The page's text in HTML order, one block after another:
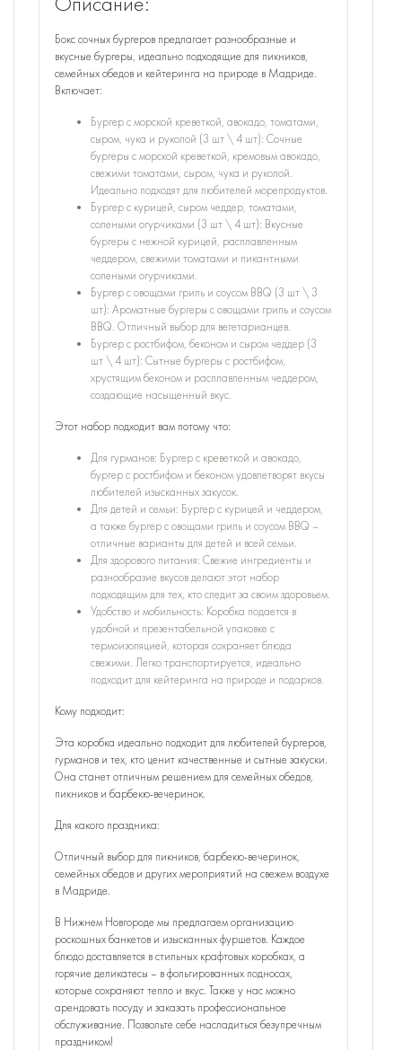
Бокс сочных бургеров предлагает разнообразные и
вкусные бургеры, идеально подходящие для пикников,
семейных обедов и кейтеринга на природе в Мадриде.
Включает:
Бургер с морской креветкой, авокадо, томатами,
сыром, чука и руколой (3 шт \ 4 шт): Сочные
бургеры с морской креветкой, кремовым авокадо,
свежими томатами, сыром, чука и руколой.
Идеально подходят для любителей морепродуктов.
Бургер с курицей, сыром чеддер, томатами,
солеными огурчиками (3 шт \ 4 шт): Вкусные
бургеры с нежной курицей, расплавленным
чеддером, свежими томатами и пикантными
солеными огурчиками.
Бургер с овощами гриль и соусом BBQ (3 шт \ 3
шт): Ароматные бургеры с овощами гриль и соусом
BBQ. Отличный выбор для вегетарианцев.
Бургер с ростбифом, беконом и сыром чеддер (3
шт \ 4 шт): Сытные бургеры с ростбифом,
хрустящим беконом и расплавленным чеддером,
создающие насыщенный вкус.
Этот набор подходит вам потому что:
Для гурманов: Бургер с креветкой и авокадо,
бургер с ростбифом и беконом удовлетворят вкусы
любителей изысканных закусок.
Для детей и семьи: Бургер с курицей и чеддером,
а также бургер с овощами гриль и соусом BBQ –
отличные варианты для детей и всей семьи.
Для здорового питания: Свежие ингредиенты и
разнообразие вкусов делают этот набор
подходящим для тех, кто следит за своим здоровьем.
Удобство и мобильность: Коробка подается в
удобной и презентабельной упаковке с
термоизоляцией, которая сохраняет блюда
свежими. Легко транспортируется, идеально
подходит для кейтеринга на природе и подарков.
Кому подходит:
Эта коробка идеально подходит для любителей бургеров,
гурманов и тех, кто ценит качественные и сытные закуски.
Она станет отличным решением для семейных обедов,
пикников и барбекю-вечеринок.
Для какого праздника:
Отличный выбор для пикников, барбекю-вечеринок,
семейных обедов и других мероприятий на свежем воздухе
в Мадриде.
В Нижнем Новгороде мы предлагаем организацию
роскошных банкетов и изысканных фуршетов. Каждое
блюдо доставляется в стильных крафтовых коробках, а
горячие деликатесы – в фольгированных подносах,
которые сохраняют тепло и вкус. Также у нас можно
арендовать посуду и заказать профессиональное
обслуживание. Позвольте себе насладиться безупречным
праздником!